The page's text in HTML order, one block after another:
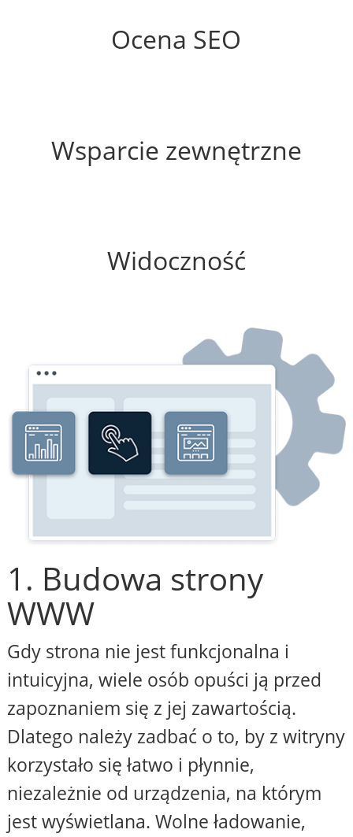
Ocena SEO
Wsparcie zewnętrzne
Widoczność
1. Budowa strony
WWW
Gdy strona nie jest funkcjonalna i
intuicyjna, wiele osób opuści ją przed
zapoznaniem się z jej zawartością.
Dlatego należy zadbać o to, by z witryny
korzystało się łatwo i płynnie,
niezależnie od urządzenia, na którym
jest wyświetlana. Wolne ładowanie,